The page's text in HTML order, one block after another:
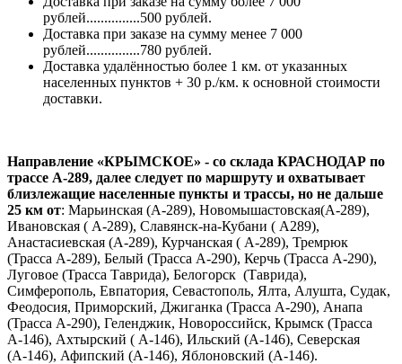
рублей...............500 рублей.
Доставка при заказе на сумму менее 7 000
рублей...............780 рублей.
Доставка удалённостью более 1 км. от указанных
населенных пунктов + 30 р./км. к основной стоимости
доставки.
Направление «КРЫМСКОЕ» - со склада КРАСНОДАР по
трассе А-289, далее следует по маршруту и охватывает
близлежащие населенные пункты и трассы, но не дальше
25 км от: Марьинская (А-289), Новомышастовская(А-289),
Ивановская ( А-289), Славянск-на-Кубани ( А289),
Анастасиевская (А-289), Курчанская ( А-289), Тремрюк
(Трасса А-289), Белый (Трасса А-290), Керчь (Трасса А-290),
Луговое (Трасса Таврида), Белогорск (Таврида),
Симферополь, Евпатория, Севастополь, Ялта, Алушта, Судак,
Феодосия, Приморский, Джиганка (Трасса А-290), Анапа
(Трасса А-290), Геленджик, Новороссийск, Крымск (Трасса
А-146), Ахтырский ( А-146), Ильский (А-146), Северская
(А-146), Афипский (А-146), Яблоновский (А-146).